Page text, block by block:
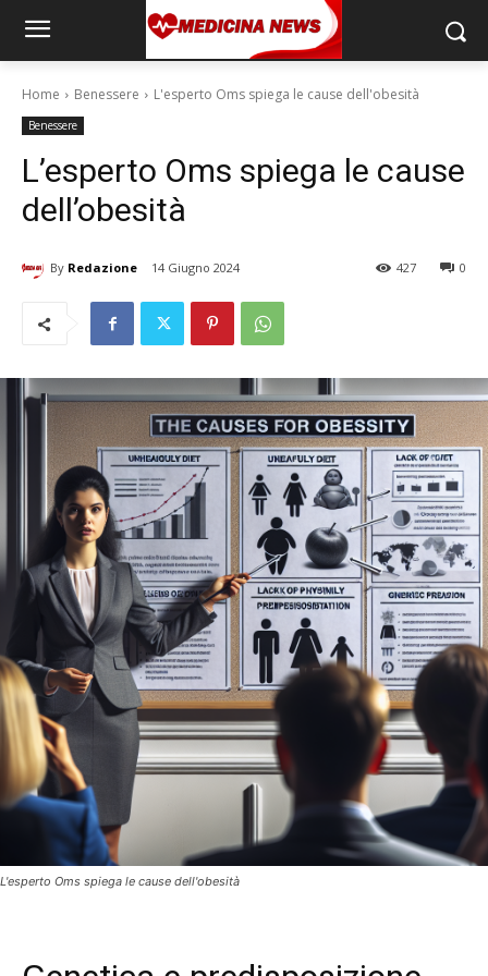
Home Benessere L'esperto Oms spiega le cause dell'obesità
Benessere
L’esperto Oms spiega le cause
dell’obesità
By Redazione 14 Giugno 2024 0
427
L'esperto Oms spiega le cause dell'obesità